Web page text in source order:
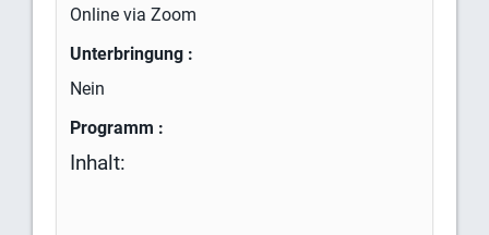
Online via Zoom
Unterbringung :
Nein
Programm :
Inhalt: